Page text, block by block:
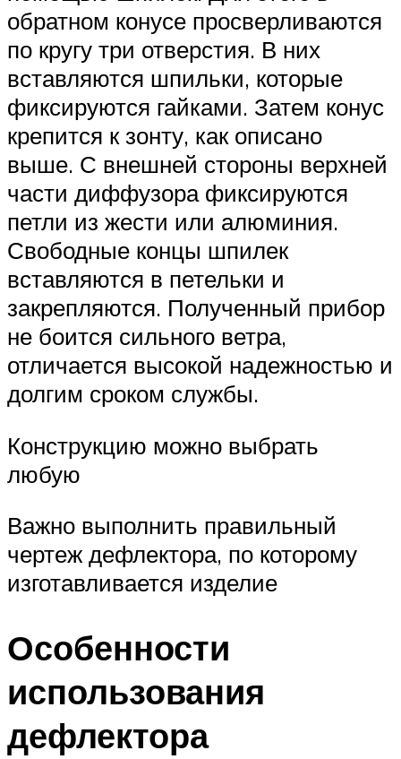
обратном конусе просверливаются
по кругу три отверстия. В них
вставляются шпильки, которые
фиксируются гайками. Затем конус
крепится к зонту, как описано
выше. С внешней стороны верхней
части диффузора фиксируются
петли из жести или алюминия.
Свободные концы шпилек
вставляются в петельки и
закрепляются. Полученный прибор
не боится сильного ветра,
отличается высокой надежностью и
долгим сроком службы.
Конструкцию можно выбрать
любую
Важно выполнить правильный
чертеж дефлектора, по которому
изготавливается изделие
Особенности
использования
дефлектора